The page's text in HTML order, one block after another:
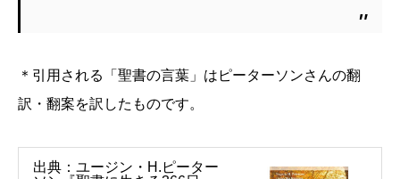
＊引用される「聖書の言葉」はピーターソンさんの翻
訳・翻案を訳したものです。
出典：ユージン・H.ピーター